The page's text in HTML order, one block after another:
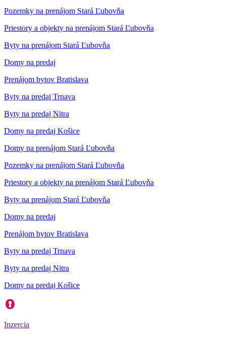
Pozemky na prenájom Stará Ľubovňa
Priestory a objekty na prenájom Stará Ľubovňa
Byty na prenájom Stará Ľubovňa
Domy na predaj
Prenájom bytov Bratislava
Byty na predaj Trnava
Byty na predaj Nitra
Domy na predaj Košice
Domy na prenájom Stará Ľubovňa
Pozemky na prenájom Stará Ľubovňa
Priestory a objekty na prenájom Stará Ľubovňa
Byty na prenájom Stará Ľubovňa
Domy na predaj
Prenájom bytov Bratislava
Byty na predaj Trnava
Byty na predaj Nitra
Domy na predaj Košice
Inzercia